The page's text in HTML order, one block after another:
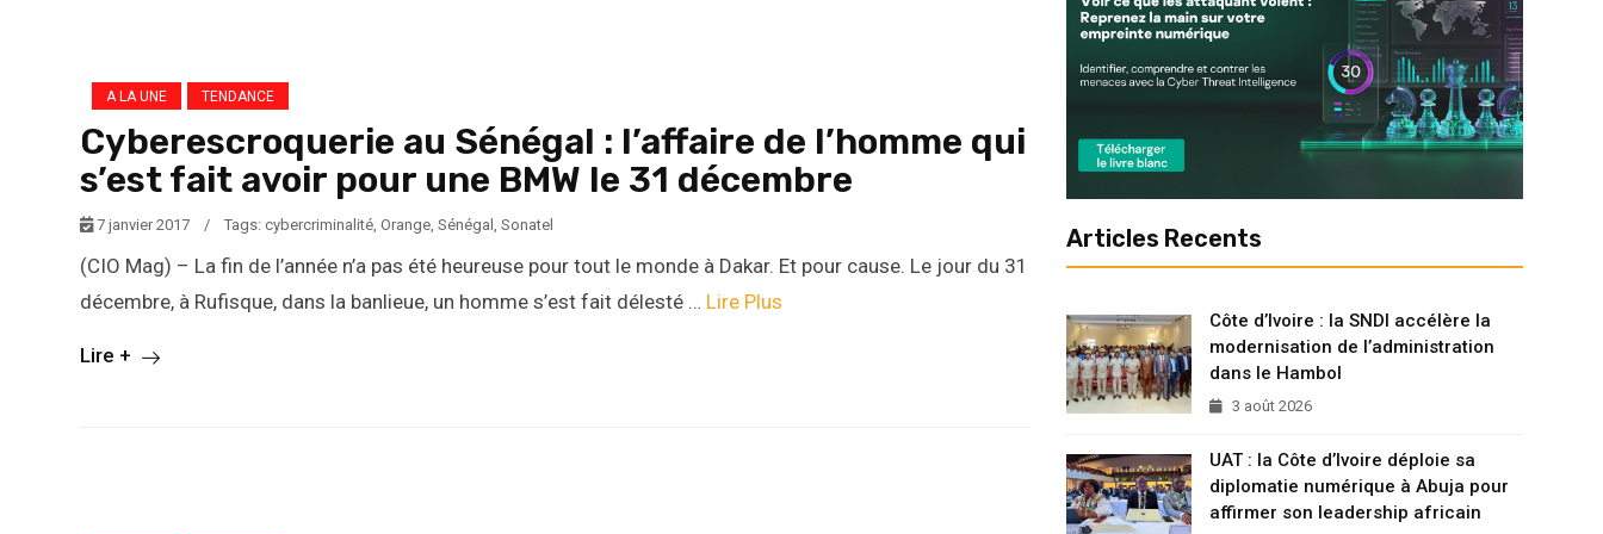
A LA UNE TENDANCE
Cyberescroquerie au Sénégal : l’affaire de l’homme qui
s’est fait avoir pour une BMW le 31 décembre
7 janvier 2017 / Tags: cybercriminalité, Orange, Sénégal , Sonatel
(CIO Mag) – La fin de l’année n’a pas été heureuse pour tout le monde à Dakar. Et pour cause. Le jour du 31
décembre, à Rufisque, dans la banlieue, un homme s’est fait délesté … Lire Plus
Lire +
Articles Recents
Côte d’Ivoire : la SNDI accélère la
modernisation de l’administration
dans le Hambol
3 août 2026
UAT : la Côte d’Ivoire déploie sa
diplomatie numérique à Abuja pour
affirmer son leadership africain